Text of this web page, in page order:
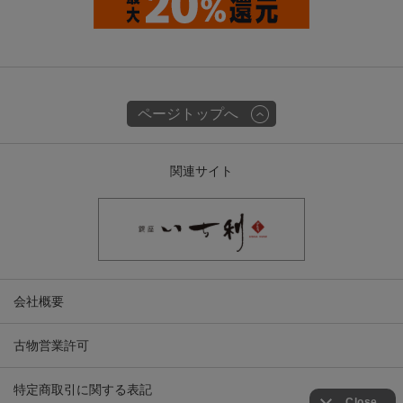
ページトップへ
関連サイト
会社概要
古物営業許可
特定商取引に関する表記